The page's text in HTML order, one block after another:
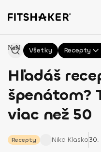
Všetky Recepty
Hľadáš
špenátom?
viac než 50
Recepty Nika Klasko30.
NaN